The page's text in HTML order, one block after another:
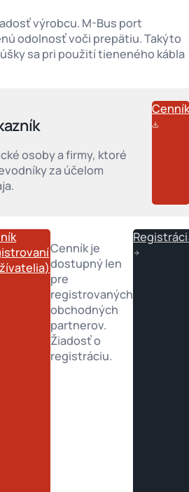
výrobcu. M-Bus port
odolnosť voči prepätiu. Takýto
sa pri použití tieneného kábla
osoby a firmy, ktoré
za účelom
Cenník je
dostupný len
pre
registrovaných
obchodných
partnerov.
Žiadosť o
registráciu.